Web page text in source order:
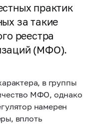
практик
за такие
реестра
(МФО).
в группы
МФО, однако
намерен
вплоть